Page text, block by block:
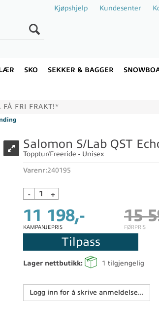
Kjøpshjelp Kundesenter
SKO SEKKER & BAGGER
FÅ FRI FRAKT!*
Salomon S/Lab QST
Topptur/Freeride - Unisex
Logg inn for å skrive anmeldelse...
Varenr:240195
11 198,-
KAMPANJEPRIS
15
FØRPRIS
- +
Tilpass
Lager nettbutikk: 1 tilgjengelig